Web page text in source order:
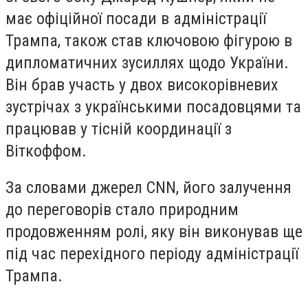
має офіційної посади в адміністрації
Трампа, також став ключовою фігурою в
дипломатичних зусиллях щодо України.
Він брав участь у двох високорівневих
зустрічах з українськими посадовцями та
працював у тісній координації з
Віткоффом.
За словами джерел CNN, його залучення
до переговорів стало природним
продовженням ролі, яку він виконував ще
під час перехідного періоду адміністрації
Трампа.